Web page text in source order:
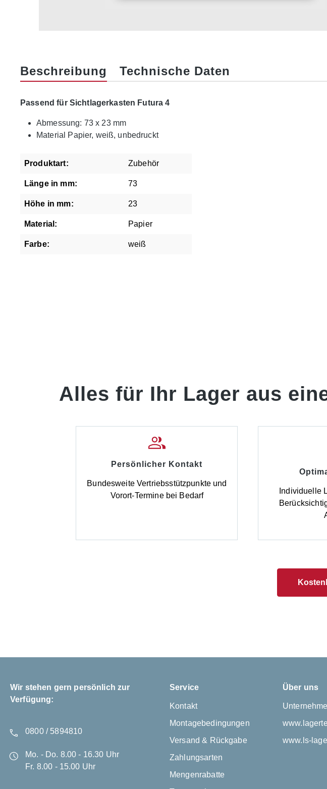
Beschreibung Technische Daten
Passend für Sichtlagerkasten Futura 4
Abmessung: 73 x 23 mm
Material Papier, weiß, unbedruckt
Produktart: Zubehör
Länge in mm: 73
Höhe in mm: 23
Material: Papier
Farbe: weiß
Alles für Ihr Lager aus
Persönlicher Kontakt
Bundesweite Vertriebsstützpunkte und
Vorort-Termine bei Bedarf
Individuelle
Wir stehen gern persönlich zur
Verfügung:
0800 / 5894810
Mo. - Do. 8.00 - 16.30 Uhr
Fr. 8.00 - 15.00 Uhr
Service
Kontakt
Montagebedingungen
Versand & Rückgabe
Zahlungsarten
Mengenrabatte
Über uns
www.ls-